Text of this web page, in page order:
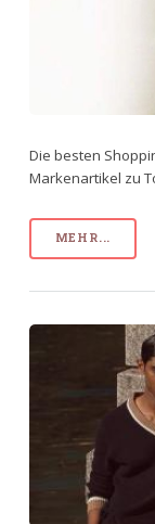
Die besten
Markenartikel zu
MEHR...